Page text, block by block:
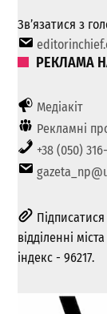
Зв’язатися з
РЕКЛАМА
Медіакіт
Рекламні
+38 (050)
відділенні
індекс - 96217.